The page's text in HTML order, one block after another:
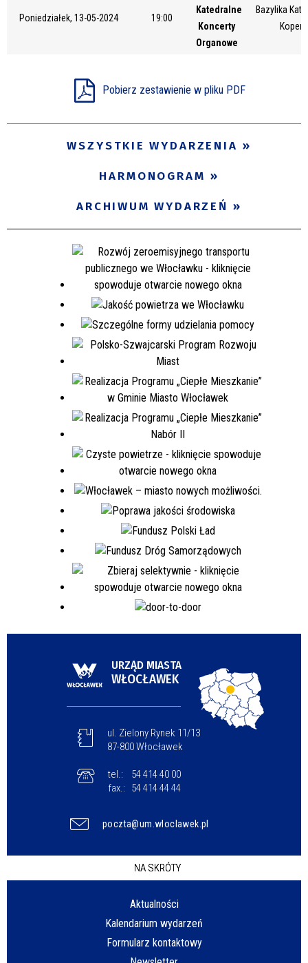
Miejsce
Promowane
Poniedziałek, 13-05-2024 19:00
Katedralne
Koncerty
Organowe
Bazylika
Pobierz zestawienie w pliku PDF
WSZYSTKIE WYDARZENIA
HARMONOGRAM
ARCHIWUM WYDARZEŃ
URZĄD MIASTA
WŁOCŁAWEK
ul. Zielony Rynek 11/13
87-800 Włocławek
tel.:
54 414 40 00
fax.:
54 414 44 44
poczta@um.wloclawek.pl
NA SKRÓTY
Aktualności
Kalendarium wydarzeń
Formularz kontaktowy